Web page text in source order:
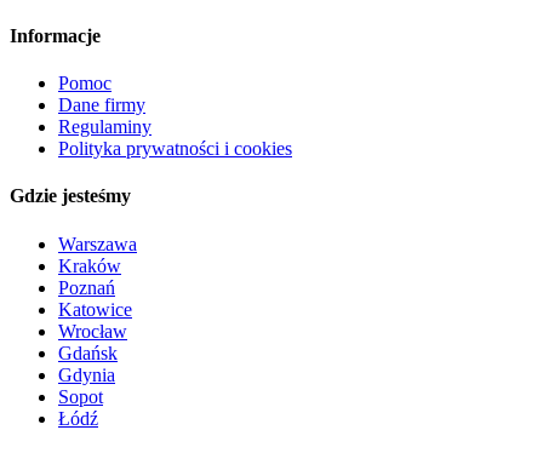
Informacje
Pomoc
Dane firmy
Regulaminy
Polityka prywatności i cookies
Gdzie jesteśmy
Warszawa
Kraków
Poznań
Katowice
Wrocław
Gdańsk
Gdynia
Sopot
Łódź